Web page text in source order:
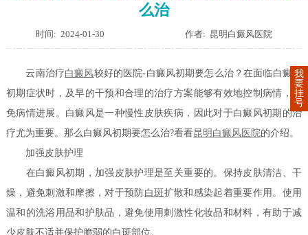
么治
时间: 2024-01-30 作者: 昆明白癜风医院
云南治疗白癜风较好的医院-白癜风初期要怎么治？在面临白癜风
初期症状时，及早的干预和合理的治疗方案能够有效地控制病情，避
免病情进展。白癜风是一种慢性皮肤疾病，因此对于白癜风初期的治
疗尤为重要。那么白癜风初期要怎么治?看看昆明白癜风医院的介绍。
加强皮肤护理
在白癜风初期，加强皮肤护理是至关重要的。保持皮肤清洁、干
燥，避免刺激和摩擦，对于预防白斑扩散和感染起着重要作用。使用
温和的洗浴用品和护肤品，避免使用刺激性化妆品和材料，有助于减
少皮肤不适并保护脆弱的白斑部位。
我
要
挂
号